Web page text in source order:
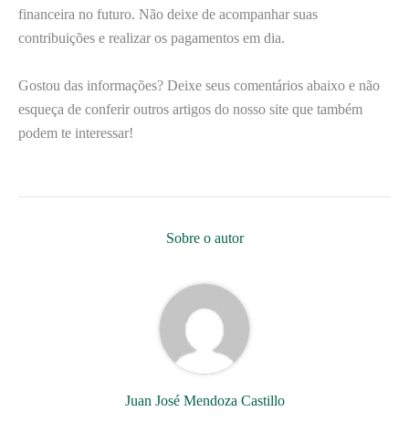
financeira no futuro. Não deixe de acompanhar suas
contribuições e realizar os pagamentos em dia.
Gostou das informações? Deixe seus comentários abaixo e não
esqueça de conferir outros artigos do nosso site que também
podem te interessar!
Sobre o autor
Juan José Mendoza Castillo